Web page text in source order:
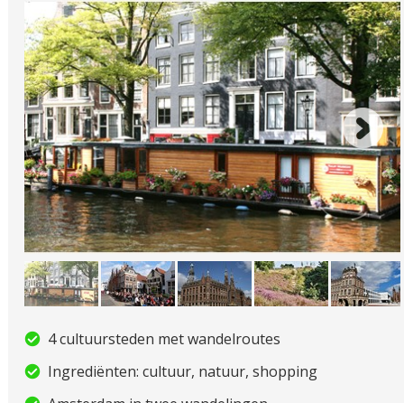
4 cultuursteden met wandelroutes
Ingrediënten: cultuur, natuur, shopping